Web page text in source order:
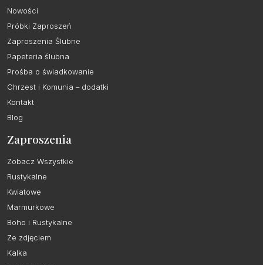
Nowości
Próbki Zaproszeń
Zaproszenia Ślubne
Papeteria ślubna
Prośba o świadkowanie
Chrzest i Komunia – dodatki
Kontakt
Blog
Zaproszenia
Zobacz Wszystkie
Rustykalne
Kwiatowe
Marmurkowe
Boho i Rustykalne
Ze zdjęciem
Kalka